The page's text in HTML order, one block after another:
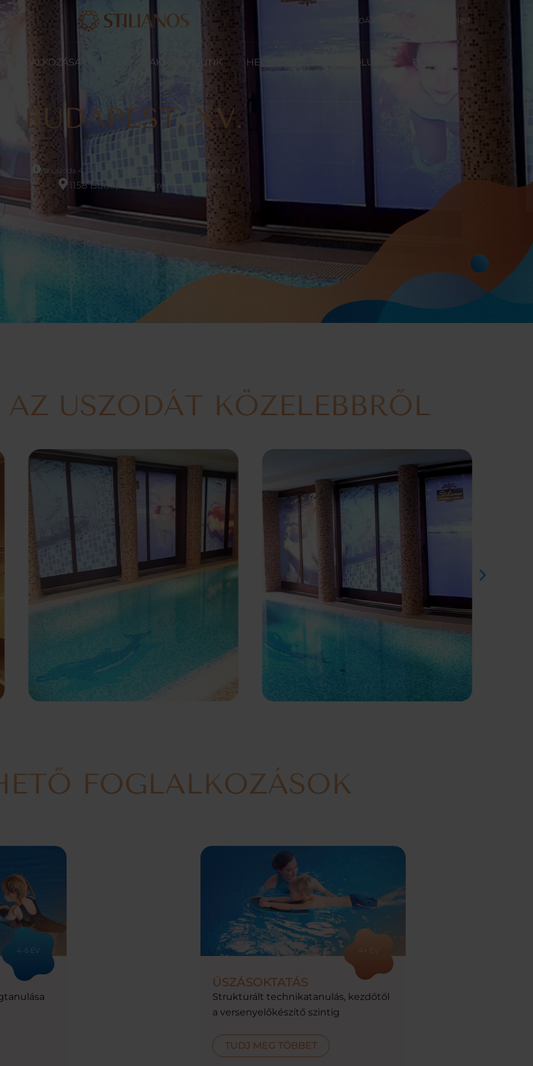
ELŐADÁSOK KARRIER
FOGLALKOZÁSAINK SZAKMAISÁGUNK HELYSZÍNEK RÓLUNK BLOG
BUDAPEST, XV.
Az uszoda 4 ÉV FELETTI gyermek számára látogatható!
1158 Budapest, Petrence u. 78.
USZODÁT KÖZELEBBRŐL
FOGLALKOZÁSOK
4-6 ÉV 4+ ÉV
ÚSZÁSOKTATÁS
Strukturált technikatanulás, kezdőtől
a versenyelőkészítő szintig
TUDJ MEG TÖBBET